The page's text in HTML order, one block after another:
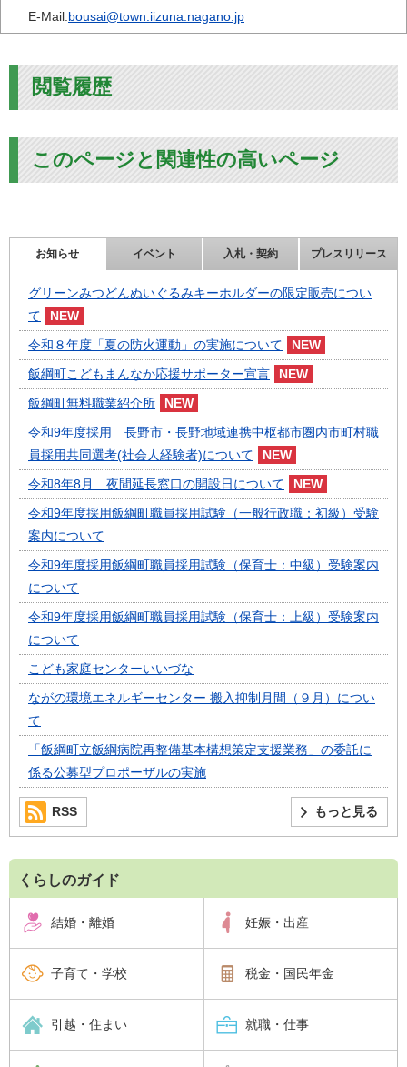
E-Mail:bousai@town.iizuna.nagano.jp
閲覧履歴
このページと関連性の高いページ
お知らせ イベント 入札・契約 プレスリリース
グリーンみつどんぬいぐるみキーホルダーの限定販売につい
て
令和８年度「夏の防火運動」の実施について
飯綱町こどもまんなか応援サポーター宣言
飯綱町無料職業紹介所
令和9年度採用 長野市・長野地域連携中枢都市圏内市町村職
員採用共同選考(社会人経験者)について
令和8年8月 夜間延長窓口の開設日について
令和9年度採用飯綱町職員採用試験（一般行政職：初級）受験
案内について
令和9年度採用飯綱町職員採用試験（保育士：中級）受験案内
について
令和9年度採用飯綱町職員採用試験（保育士：上級）受験案内
について
こども家庭センターいいづな
ながの環境エネルギーセンター 搬入抑制月間（９月）につい
て
「飯綱町立飯綱病院再整備基本構想策定支援業務」の委託に
係る公募型プロポーザルの実施
もっと見る
RSS
くらしのガイド
結婚・離婚 妊娠・出産
子育て・学校 税金・国民年金
引越・住まい 就職・仕事